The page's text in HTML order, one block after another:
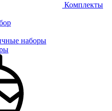
Комплекты
наборы